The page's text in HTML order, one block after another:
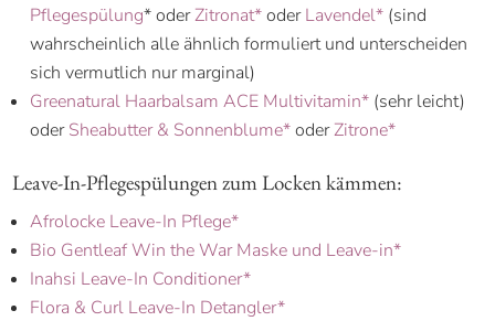
Pflegespülung* oderZitronat*oderLavendel* (sind
wahrscheinlich alle ähnlich formuliert und unterscheiden
sich vermutlich nur marginal)
Greenatural Haarbalsam ACE Multivitamin* (sehr leicht)
oderSheabutter & Sonnenblume*oderZitrone*
Leave-In-Pflegespülungen zum Locken kämmen:
Afrolocke Leave-In Pflege*
Bio Gentleaf Win the War Maske und Leave-in*
Inahsi Leave-In Conditioner*
Flora & Curl Leave-In Detangler*